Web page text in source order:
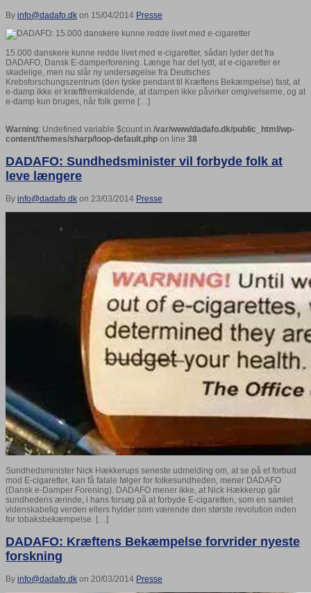
By info@dadafo.dk on 15/04/2014 Presse
15.000 danskere kunne redde livet med e-cigaretter, sådan lyder det fra
DADAFO, Dansk E-damperforening. Længe har det lydt, at e-cigaretter er
skadelige, men nu slår ny undersøgelse fra Deutsches
Krebsforschungszentrum (den tyske pendant til Kræftens Bekæmpelse) fast, at
e-damp ikke er kræftfremkaldende, at dampen ikke påvirker omgivelserne, og at
e-damp kun bruges, når folk gerne […]
Warning: Undefined variable $count in /var/www/dadafo.dk/public_html/wp-
content/themes/sharp/loop-default.php on line 38
DADAFO: Sundhedsminister vil forbyde folk at
leve længere
By info@dadafo.dk on 23/03/2014 Presse
Sundhedsminister Nick Hækkerups seneste udmelding om, at se på et forbud
mod E-cigaretter, kan få fatale følger for folkesundheden, mener DADAFO
(Dansk e-Damper Forening). DADAFO mener ikke, at Nick Hækkerup går
sundhedens ærinde, i hans forsøg på at forbyde E-cigaretten, som en samlet
videnskabelig verden ellers hylder som værende den største revolution inden
for tobaksbekæmpelse. […]
DADAFO: Kræftens Bekæmpelse forvrider nyeste
forskning
By info@dadafo.dk on 20/03/2014 Presse